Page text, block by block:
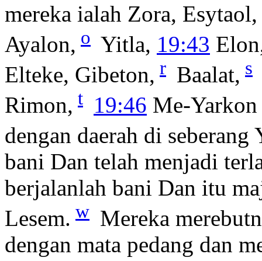
mereka ialah Zora, Esytaol,
Ayalon, o Yitla, 19:43
Elteke, Gibeton, r Baalat, s
Rimon, t 19:46 Me-Yarkon
dengan daerah di seberang
bani Dan telah menjadi
berjalanlah bani Dan itu
Lesem. w Mereka
dengan mata pedang dan